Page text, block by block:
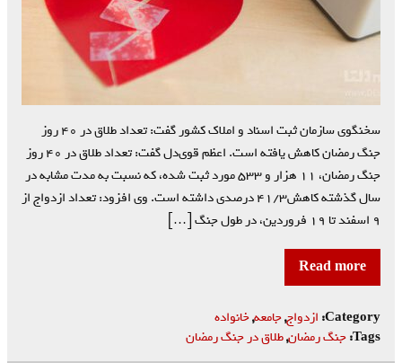
سخنگوی سازمان ثبت اسناد و املاک کشور گفت: تعداد طلاق در ۴۰ روز
جنگ رمضان کاهش یافته است. اعظم قوی‌دل گفت: تعداد طلاق در ۴۰ روز
جنگ رمضان، ۱۱ هزار و ۵۳۳ مورد ثبت شده، که نسبت به مدت مشابه در
سال گذشته کاهش۴۱/۳ درصدی داشته است. وی افزود: تعداد ازدواج از
۹ اسفند تا ۱۹ فروردین، در طول جنگ […]
Read more
Category: ازدواج,جامعه,خانواده
Tags: جنگ رمضان,طلاق در جنگ رمضان